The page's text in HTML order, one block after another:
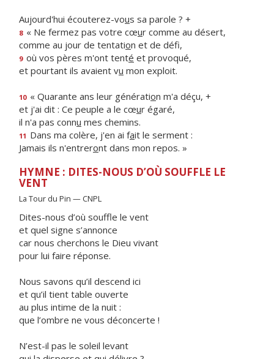
Aujourd'hui écouterez-vous sa parole ? +
8 « Ne fermez pas votre cœur comme au désert,
comme au jour de tentation et de défi,
9 où vos pères m'ont tenté et provoqué,
et pourtant ils avaient vu mon exploit.
10 « Quarante ans leur génération m'a déçu, +
et j'ai dit : Ce peuple a le cœur égaré,
il n'a pas connu mes chemins.
11 Dans ma colère, j'en ai fait le serment :
Jamais ils n'entreront dans mon repos. »
HYMNE : DITES-NOUS D’OÙ SOUFFLE LE
VENT
La Tour du Pin — CNPL
Dites-nous d’où souffle le vent
et quel signe s’annonce
car nous cherchons le Dieu vivant
pour lui faire réponse.
Nous savons qu’il descend ici
et qu’il tient table ouverte
au plus intime de la nuit :
que l’ombre ne vous déconcerte !
N’est-il pas le soleil levant